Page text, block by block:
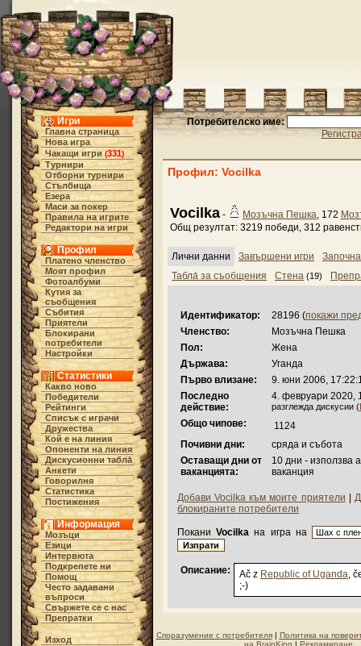
Игри
Главна страница
Нова игра
Чакащи игри (331)
Турнири
Отборни турнири
Стълбища
Езера
Маси за покер
Правила на игрите
Редактори на игри
Профил
Платено членство
Моят профил
Фотоалбуми
Кутия за
съобщения
Събития
Приятели
Блокирани
потребители
Настройки
Статистики
Какво ново
Победители
Рейтинги
Списък с играчи
Дружества
Кой е на линия
Опоненти на линия
Дискусионни табла́
Анкети
Говорилня
Статистика
Постижения
Информация
Мозъци
Езици
Интервюта
Подкрепете ни
Помощ
Често задавани
въпроси
Свържете се с нас
Препратки
Изход
Потребителско име:
Профил: Vocilka
Vocilka - Мозъчна Пешка, 172
Общ резултат: 3219 победи, 312
Лични данни Завършени игри
Табла́ за съобщения
Стена (19)
Идентификатор: 28196 (покажи
Членство:
Мозъчна Пешка
Пол:
Жена
Държава:
Уганда
Първо влизане:
9. юни 2006,
Последно
действие:
4. февруари 2020,
разглежда дискусии (
Общо чипове:
1124
Почивни дни:
сряда и събота
Оставащи дни от
ваканцията:
10 дни - използва
ваканция
Добави Vocilka към моите приятели
блокираните потребители
ПоканиVocilka на игра на
Описание: Ač z Republic of Uganda,
;-)
Споразумение с потребителя| Политика на
на BrainKing | Рекламиране